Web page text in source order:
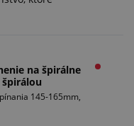
na špirálne
145-165mm,